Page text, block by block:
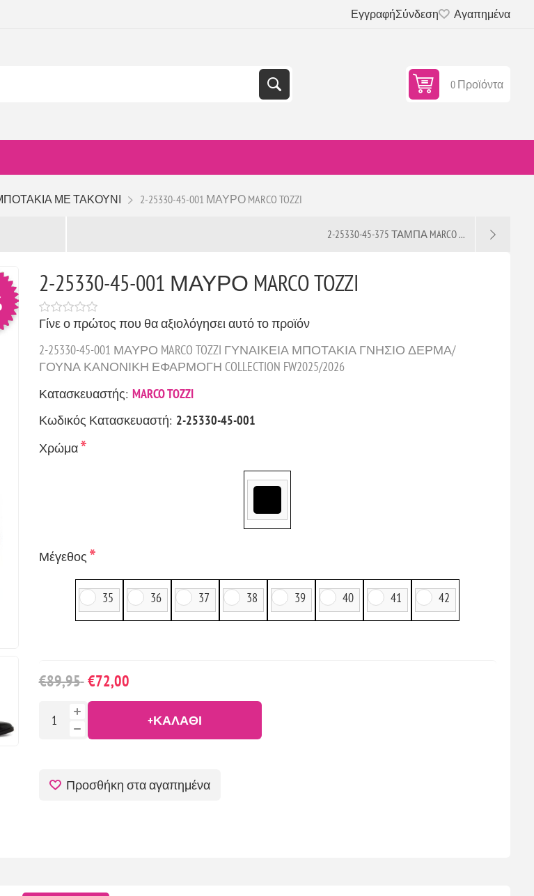
ΕγγραφήΣύνδεση Αγαπημένα
0 Προϊόντα
ΜΕ ΤΑΚΟΥΝΙ 2-25330-45-001 ΜΑΥΡΟ MARCO TOZZI
2-25330-45-375 ΤΑΜΠΑ MARCO ...
2-25330-45-001 ΜΑΥΡΟ MARCO TOZZI
Γίνε ο πρώτος που θα αξιολόγησει αυτό το προϊόν
2-25330-45-001 ΜΑΥΡΟ MARCO TOZZI ΓΥΝΑΙΚΕΙΑ ΜΠΟΤΑΚΙΑ ΓΝΗΣΙΟ ΔΕΡΜΑ/
ΓΟΥΝΑ ΚΑΝΟΝΙΚΗ ΕΦΑΡΜΟΓΗ COLLECTION FW2025/2026
Κατασκευαστής: MARCO TOZZI
Κωδικός Κατασκευαστή: 2-25330-45-001
Χρώμα*
Μέγεθος *
35 36 37 38 39 40 41 42
€89,95 €72,00
+ΚΑΛΆΘΙ
Προσθήκη στα αγαπημένα